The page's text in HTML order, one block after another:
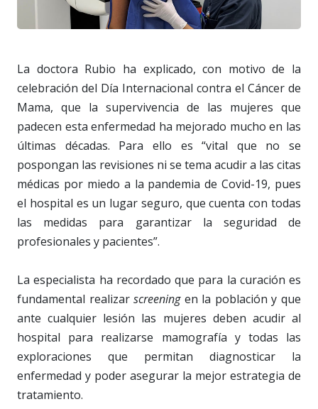
La doctora Rubio ha explicado, con motivo de la
celebración del Día Internacional contra el Cáncer de
Mama, que la supervivencia de las mujeres que
padecen esta enfermedad ha mejorado mucho en las
últimas décadas. Para ello es “vital que no se
pospongan las revisiones ni se tema acudir a las citas
médicas por miedo a la pandemia de Covid-19, pues
el hospital es un lugar seguro, que cuenta con todas
las medidas para garantizar la seguridad de
profesionales y pacientes”.
La especialista ha recordado que para la curación es
fundamental realizarscreeningen la población y que
ante cualquier lesión las mujeres deben acudir al
hospital para realizarse mamografía y todas las
exploraciones que permitan diagnosticar la
enfermedad y poder asegurar la mejor estrategia de
tratamiento.